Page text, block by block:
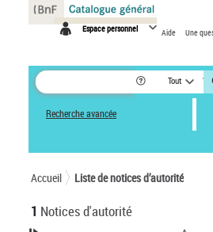
Espace personnel Aide Une
Tout
Recherche avancée
Accueil Liste de notices d’autorité
1 Notices d'autorité
Panneau de gestion des cookies